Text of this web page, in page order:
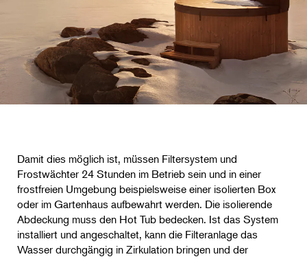
Damit dies möglich ist, müssen Filtersystem und
Frostwächter 24 Stunden im Betrieb sein und in einer
frostfreien Umgebung beispielsweise einer isolierten Box
oder im Gartenhaus aufbewahrt werden. Die isolierende
Abdeckung muss den Hot Tub bedecken. Ist das System
installiert und angeschaltet, kann die Filteranlage das
Wasser durchgängig in Zirkulation bringen und der